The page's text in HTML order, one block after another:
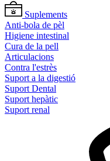
Suplements
Anti-bola de pèl
Higiene intestinal
Cura de la pell
Articulacions
Contra l'estrès
Suport a la digestió
Suport Dental
Suport hepàtic
Suport renal